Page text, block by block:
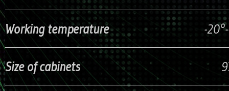
Working temperature -
Size of cabinets976mm x